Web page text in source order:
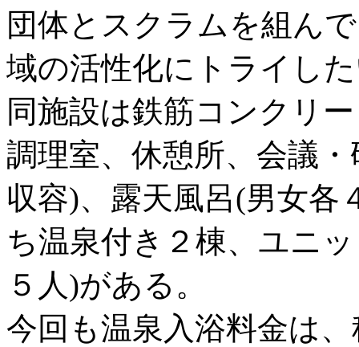
団体とスクラムを組ん
域の活性化にトライし
同施設は鉄筋コンクリ
調理室、休憩所、会議
収容)、露天風呂(男女各
ち温泉付き２棟、ユニ
５人)がある。
今回も温泉入浴料金は